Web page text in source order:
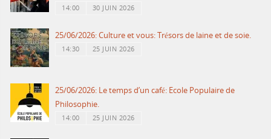
14:00 30 JUIN 2026
25/06/2026: Culture et vous: Trésors de laine et de soie.
14:30 25 JUIN 2026
25/06/2026: Le temps d’un café: Ecole Populaire de
Philosophie.
14:00 25 JUIN 2026